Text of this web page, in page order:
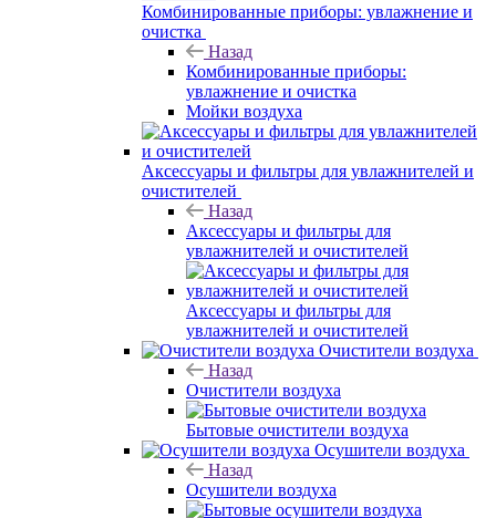
Комбинированные приборы: увлажнение и
очистка
Назад
Комбинированные приборы:
увлажнение и очистка
Мойки воздуха
Аксессуары и фильтры для увлажнителей и
очистителей
Назад
Аксессуары и фильтры для
увлажнителей и очистителей
Аксессуары и фильтры для
увлажнителей и очистителей
Очистители воздуха
Назад
Очистители воздуха
Бытовые очистители воздуха
Осушители воздуха
Назад
Осушители воздуха